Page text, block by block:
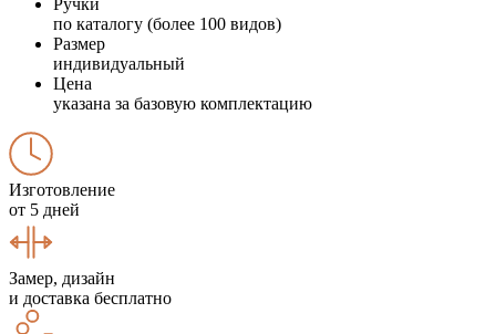
по каталогу (более 100 видов)
Размер
индивидуальный
Цена
указана за базовую комплектацию
Изготовление
от 5 дней
Замер, дизайн
и доставка бесплатно